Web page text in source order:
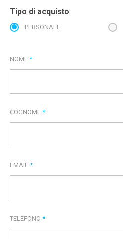
Tipo di acquisto
PERSONALE
NOME *
COGNOME *
EMAIL *
TELEFONO *